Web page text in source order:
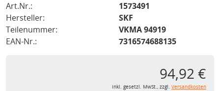
Art.Nr.:
1573491
Hersteller:
SKF
Teilenummer:
VKMA 94919
EAN-Nr.:
7316574688135
94,92 €
inkl. gesetzl. MwSt., zzgl. Versandkosten